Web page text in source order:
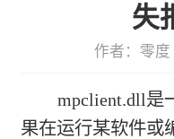
失
作者：零度
mpclient.dll是
果在运行某软件或